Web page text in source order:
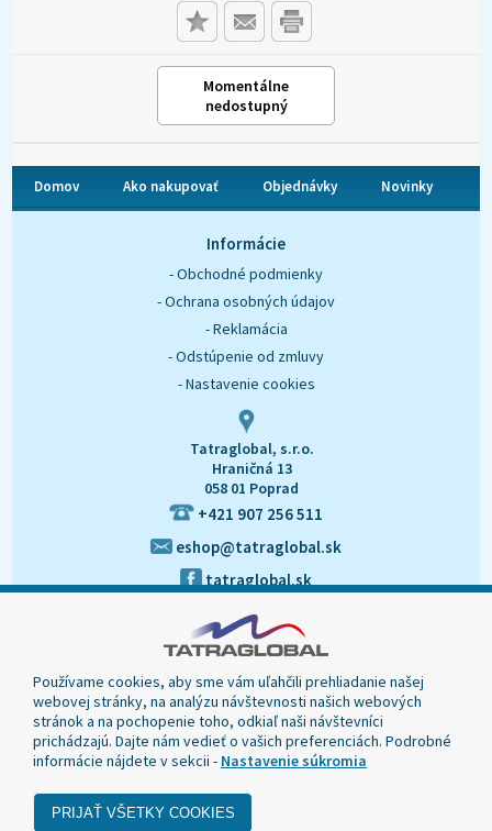
Momentálne
nedostupný
Domov Ako nakupovať Objednávky Novinky
Informácie
- Obchodné podmienky
- Ochrana osobných údajov
- Reklamácia
- Odstúpenie od zmluvy
- Nastavenie cookies
Tatraglobal, s.r.o.
Hraničná 13
058 01 Poprad
+421 907 256 511
eshop@tatraglobal.sk
tatraglobal.sk
© 2020 Tatraglobal, Všetky práva vyhradené.
Používame cookies, aby sme vám uľahčili prehliadanie našej
webovej stránky, na analýzu návštevnosti našich webových
stránok a na pochopenie toho, odkiaľ naši návštevníci
prichádzajú. Dajte nám vedieť o vašich preferenciách. Podrobné
informácie nájdete v sekcii - Nastavenie súkromia